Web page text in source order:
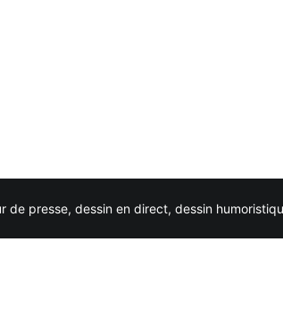
de presse, dessin en direct, dessin